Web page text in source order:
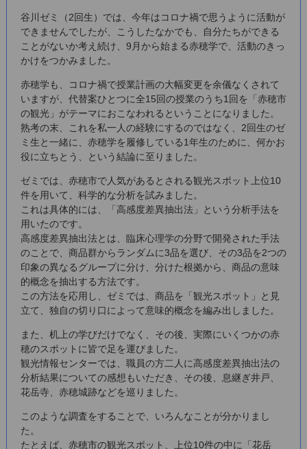
谷川ゼミ（2回生）では、今年はコロナ禍で思うように活動が
できませんでしたが、こうしたなかでも、自分たちができる
ことがないか考え続け、9月から始まる赤穂学で、活動のきっ
かけをつかみました。
赤穂学も、コロナ禍で授業計画の大幅変更を余儀なくされて
いますが、代替案ひとつに全15回の授業のうち1回を「赤穂市
の観光」がテーマにおこなわれるということになりました。
熟考の末、これを私一人の経験にするのではなく、2回生のゼ
ミ生と一緒に、赤穂学を履修している1年生のために、何かお
役に立ちとう、という結論に至りました。
ゼミでは、赤穂市で人気があるとされる観光スポット上位10
件を用いて、科学的な分析を試みました。
これは具体的には、「高感度差異抽出法」という分析手法を
用いたのです。
高感度差異抽出法とは、臨床心理学の分野で開発された手法
のことで、商品群からランダムに3品を選び、その3品を2つの
印象の異なるグループに分け、分けた根拠から、商品の意味
的概念を抽出する方法です。
この方法を応用し、ゼミでは、商品を「観光スポット」と見
立て、独自の切り口によって意味的概念を編み出しました。
また、机上の学びだけでなく、その後、実際にいくつかの赤
穂のスポットに皆で足を運びました。
観光情報センターでは、職員の方二人に高感度差異抽出法の
分析結果についての感想もいただき、その後、息継ぎ井戸、
花岳寺、赤穂城跡などを巡りました。
このような調査をすることで、いろんなことが分かりまし
た。
たとえば、赤穂市の観光スポット、上位10件の中に「花岳